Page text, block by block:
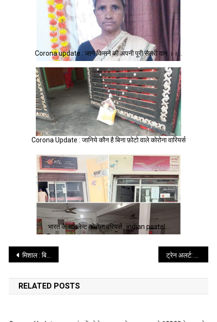
Corona update : जाने किसने की अपनी पूरी सैलरी दान ।।…
Corona Update : जानिये कौन है बिना फ़ोटो वाले कोरोना वारियर्स
भारत के साइलेन्ट कोरोना वरियर्स : indian postal…
Post
navigation
मिशाल : बिना किसी टेंडर के चलने वाला अल्मोडा का सरकारी रोटी बैंक ।। web news ।। ट्रेन अलर्ट: गुजरात में फसे उत्तराखण्ड वासियो के लिए खुशखबरी अहमदाबाद से चलेगी ट्रेन ।। web news ।।
RELATED POSTS